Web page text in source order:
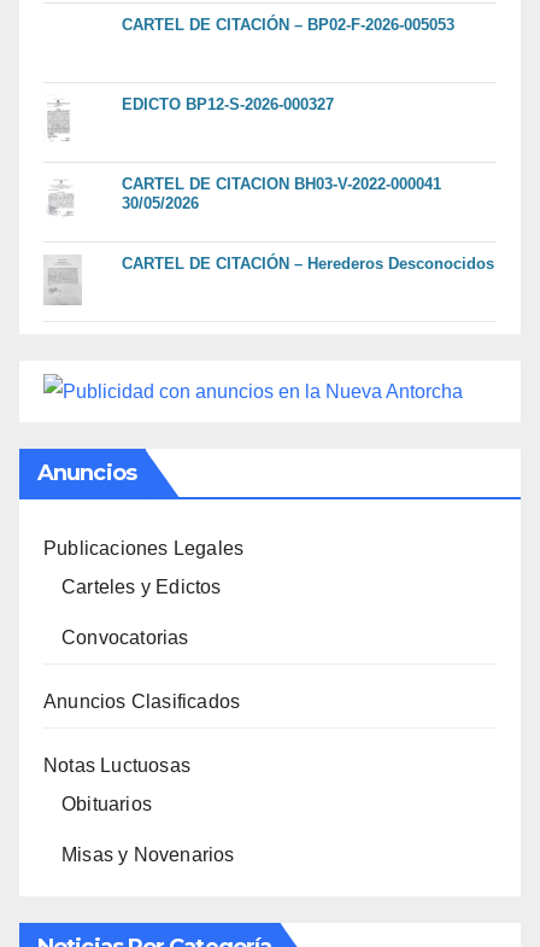
CARTEL DE CITACIÓN – BP02-F-2026-005053
EDICTO BP12-S-2026-000327
CARTEL DE CITACION BH03-V-2022-000041
30/05/2026
CARTEL DE CITACIÓN – Herederos Desconocidos
Anuncios
Publicaciones Legales
Carteles y Edictos
Convocatorias
Anuncios Clasificados
Notas Luctuosas
Obituarios
Misas y Novenarios